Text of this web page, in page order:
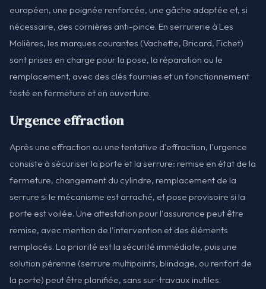
européen, une poignée renforcée, une gâche adaptée et, si
nécessaire, des cornières anti-pince. En serrurerie à Les
Molières, les marques courantes (Vachette, Bricard, Fichet)
sont prises en charge pour la pose, la réparation ou le
remplacement, avec des clés fournies et un fonctionnement
testé en fermeture et en ouverture.
Urgence effraction
Après une effraction ou une tentative d'effraction, l'urgence
consiste à sécuriser la porte et la serrure: remise en état de la
fermeture, changement du cylindre, remplacement de la
serrure si le mécanisme est arraché, et pose provisoire si la
porte est voilée. Une attestation pour l'assurance peut être
remise, avec mention de l'intervention et des éléments
remplacés. La priorité est la sécurité immédiate, puis une
solution pérenne (serrure multipoints, blindage, ou renfort de
la porte) peut être planifiée, sans sur-travaux inutiles.